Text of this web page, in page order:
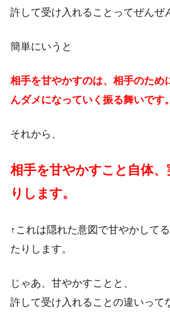
許して受け入れることってぜんぜ
簡単にいうと
相手を甘やかすのは、相手のため
んダメになっていく振る舞いです。
それから、
相手を甘やかすこと自体
りします。
↑これは隠れた意図で甘やかして
たりします。
じゃあ、甘やかすことと、
許して受け入れることの違いって